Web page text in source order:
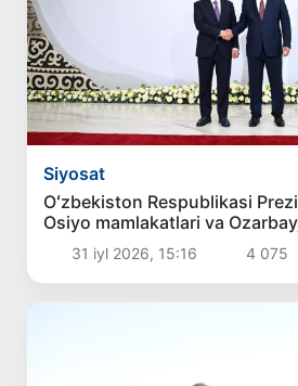
Siyosat
Oʻzbekiston Respublikasi
Osiyo mamlakatlari va
mintaqaviy hamkorligini
istiqbollarini belgilab berdi
31 iyl 2026, 15:16 4 075